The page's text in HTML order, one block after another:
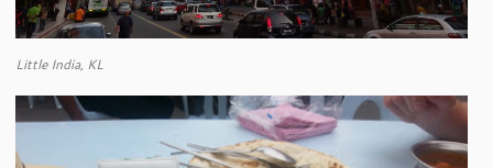
Little India, KL